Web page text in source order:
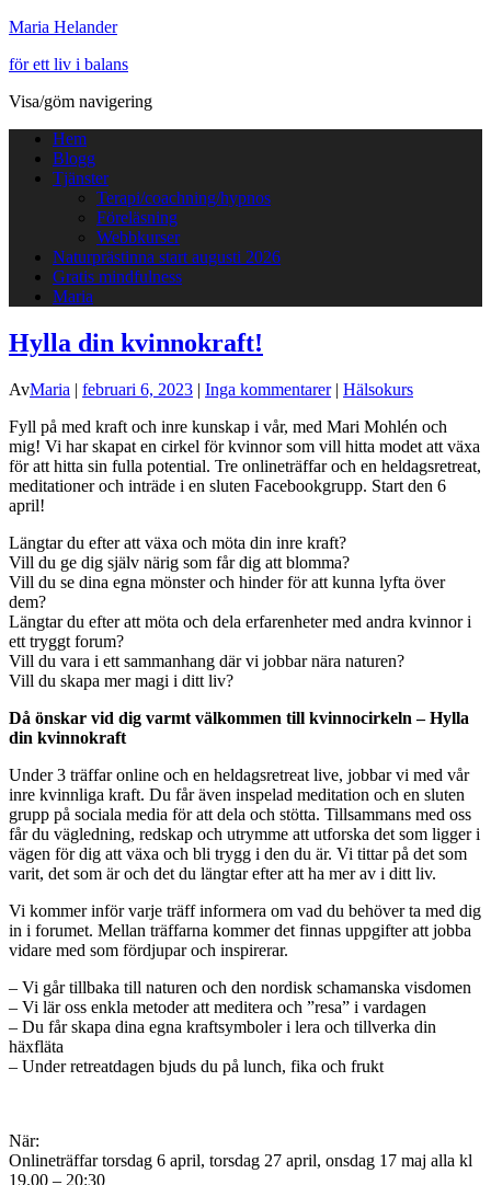
Maria Helander
för ett liv i balans
Visa/göm navigering
Hem
Blogg
Tjänster
Terapi/coachning/hypnos
Föreläsning
Webbkurser
Naturprästinna start augusti 2026
Gratis mindfulness
Maria
Hylla din kvinnokraft!
AvMaria | februari 6, 2023 | Inga kommentarer| Hälsokurs
Fyll på med kraft och inre kunskap i vår, med Mari Mohlén och
mig! Vi har skapat en cirkel för kvinnor som vill hitta modet att växa
för att hitta sin fulla potential. Tre onlineträffar och en heldagsretreat,
meditationer och inträde i en sluten Facebookgrupp. Start den 6
april!
Längtar du efter att växa och möta din inre kraft?
Vill du ge dig själv närig som får dig att blomma?
Vill du se dina egna mönster och hinder för att kunna lyfta över
dem?
Längtar du efter att möta och dela erfarenheter med andra kvinnor i
ett tryggt forum?
Vill du vara i ett sammanhang där vi jobbar nära naturen?
Vill du skapa mer magi i ditt liv?
Då önskar vid dig varmt välkommen till kvinnocirkeln – Hylla
din kvinnokraft
Under 3 träffar online och en heldagsretreat live, jobbar vi med vår
inre kvinnliga kraft. Du får även inspelad meditation och en sluten
grupp på sociala media för att dela och stötta. Tillsammans med oss
får du vägledning, redskap och utrymme att utforska det som ligger i
vägen för dig att växa och bli trygg i den du är. Vi tittar på det som
varit, det som är och det du längtar efter att ha mer av i ditt liv.
Vi kommer inför varje träff informera om vad du behöver ta med dig
in i forumet. Mellan träffarna kommer det finnas uppgifter att jobba
vidare med som fördjupar och inspirerar.
– Vi går tillbaka till naturen och den nordisk schamanska visdomen
– Vi lär oss enkla metoder att meditera och ”resa” i vardagen
– Du får skapa dina egna kraftsymboler i lera och tillverka din
häxfläta
– Under retreatdagen bjuds du på lunch, fika och frukt
När:
Onlineträffar torsdag 6 april, torsdag 27 april, onsdag 17 maj alla kl
19.00 – 20:30